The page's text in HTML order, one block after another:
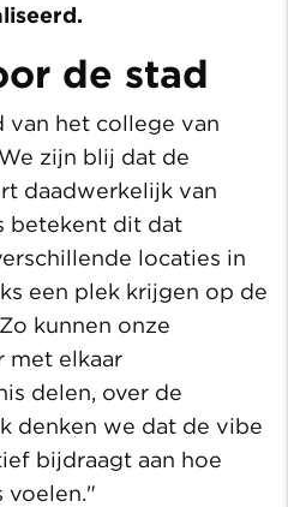
de stad
van het college van
zijn blij dat de
daadwerkelijk van
betekent dit dat
locaties in
een plek krijgen op de
kunnen onze
met elkaar
delen, over de
denken we dat de vibe
bijdraagt aan hoe
voelen."